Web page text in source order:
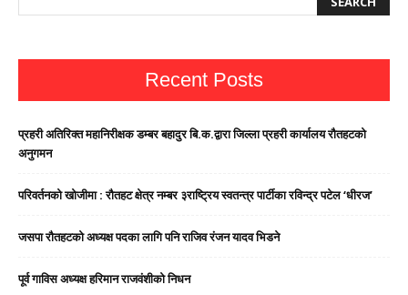
Recent Posts
प्रहरी अतिरिक्त महानिरीक्षक डम्बर बहादुर बि.क.द्वारा जिल्ला प्रहरी कार्यालय रौतहटको
अनुगमन
परिवर्तनको खोजीमा : रौतहट क्षेत्र नम्बर ३राष्ट्रिय स्वतन्त्र पार्टीका रविन्द्र पटेल ‘धीरज’
जसपा राैतहटको अध्यक्ष पदका लागि पनि राजिव रंजन यादव भिडने
पूर्व गाविस अध्यक्ष हरिमान राजवंशीको निधन